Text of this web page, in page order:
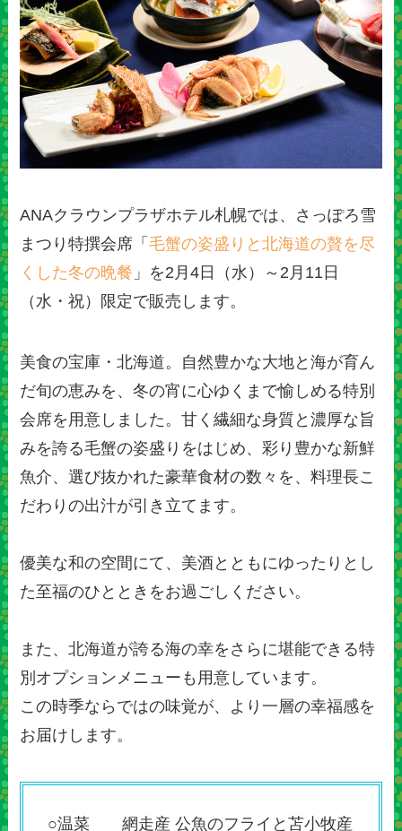
ANAクラウンプラザホテル札幌では、さっぽろ雪
まつり特撰会席「毛蟹の姿盛りと北海道の贅を尽
くした冬の晩餐 」を2月4日（水）～2月11日
（水・祝）限定で販売します。
美食の宝庫・北海道。自然豊かな大地と海が育ん
だ旬の恵みを、冬の宵に心ゆくまで愉しめる特別
会席を用意しました。甘く繊細な身質と濃厚な旨
みを誇る毛蟹の姿盛りをはじめ、彩り豊かな新鮮
魚介、選び抜かれた豪華食材の数々を、料理長こ
だわりの出汁が引き立てます。
優美な和の空間にて、美酒とともにゆったりとし
た至福のひとときをお過ごしください。
また、北海道が誇る海の幸をさらに堪能できる特
別オプションメニューも用意しています。
この時季ならではの味覚が、より一層の幸福感を
お届けします。
○温菜 網走産 公魚のフライと苫小牧産